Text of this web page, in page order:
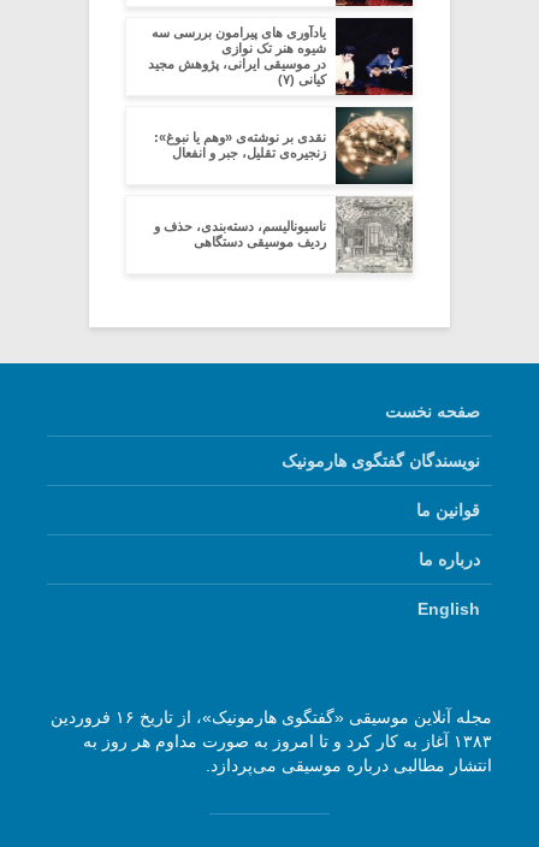
یادآوری های پیرامون بررسی سه
شیوه هنر تک نوازی
در موسیقی ایرانی، پژوهش مجید
کیانی (۷)
نقدی بر نوشته‌ی «وهم یا نبوغ»:
زنجیره‌ی تقلیل، جبر و انفعال
ناسیونالیسم، دسته‌بندی، حذف و
ردیف موسیقی دستگاهی
صفحه نخست
نویسندگان گفتگوی هارمونیک
قوانین ما
درباره ما
English
مجله آنلاین موسیقی «گفتگوی هارمونیک»، از تاریخ ۱۶ فروردین
۱۳۸۳ آغاز به کار کرد و تا امروز به صورت مداوم هر روز به
انتشار مطالبی درباره موسیقی می‌پردازد.